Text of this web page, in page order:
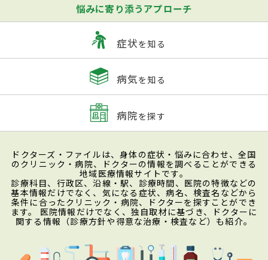
悩みに寄り添うアプローチ
症状を知る
病気を知る
病院を探す
ドクターズ・ファイルは、身体の症状・悩みに合わせ、全国
のクリニック・病院、ドクターの情報を調べることができる
地域医療情報サイトです。
診療科目、行政区、沿線・駅、診療時間、医院の特徴などの
基本情報だけでなく、気になる症状、病名、検査名などから
条件に合ったクリニック・病院、ドクターを探すことができ
ます。 医院情報だけでなく、独自取材に基づき、ドクターに
関する情報（診療方針や得意な治療・検査など）も紹介。